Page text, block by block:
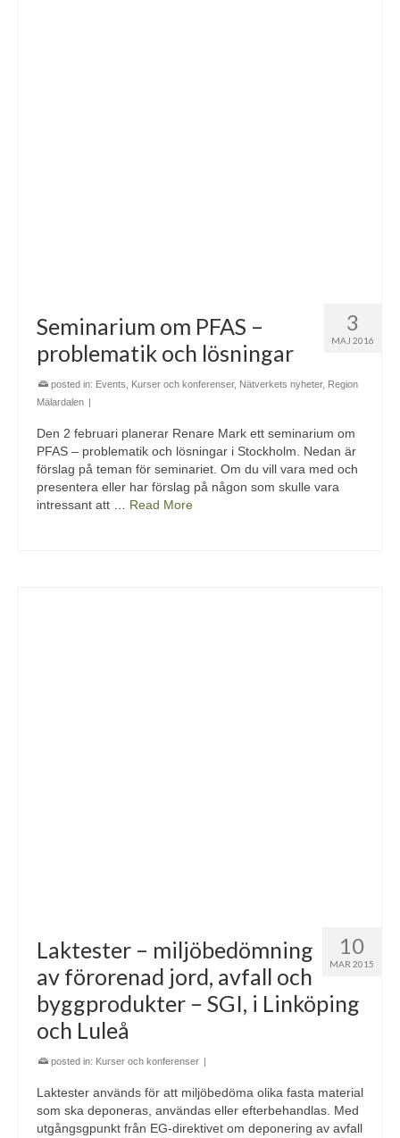
3
MAJ 2016
Seminarium om PFAS –
problematik och lösningar
posted in: Events Kurser och konferenser, Nätverkets nyheter, Region
Mälardalen |
Den 2 februari planerar Renare Mark ett seminarium om
PFAS – problematik och lösningar i Stockholm. Nedan är
förslag på teman för seminariet. Om du vill vara med och
presentera eller har förslag på någon som skulle vara
intressant att … Read More
10
MAR 2015
Laktester – miljöbedömning
av förorenad jord, avfall och
byggprodukter – SGI, i Linköping
och Luleå
posted in: Kurser och konferenser |
Laktester används för att miljöbedöma olika fasta material
som ska deponeras, användas eller efterbehandlas. Med
utgångsgpunkt från EG-direktivet om deponering av avfall